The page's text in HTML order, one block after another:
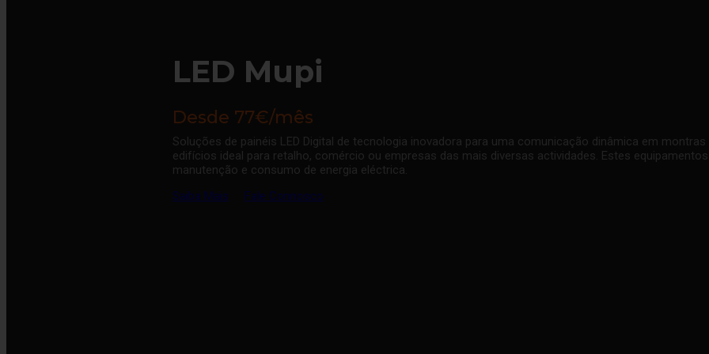
LED Mupi
Desde 77€/mês
Soluções de painéis LED Digital de tecnologia inovadora para uma comunicação dinâmica em
edifícios ideal para retalho, comércio ou empresas das mais diversas actividades. Estes
manutenção e consumo de energia eléctrica.
Saiba Mais
Fale Connosco